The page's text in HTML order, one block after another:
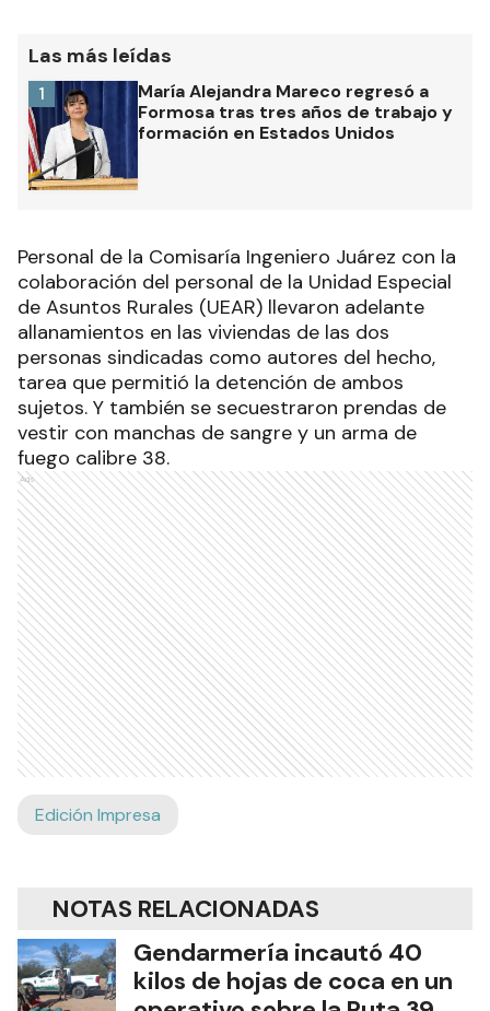
Las más leídas
María Alejandra Mareco regresó a
Formosa tras tres años de trabajo y
formación en Estados Unidos
1
Personal de la Comisaría Ingeniero Juárez con la
colaboración del personal de la Unidad Especial
de Asuntos Rurales (UEAR) llevaron adelante
allanamientos en las viviendas de las dos
personas sindicadas como autores del hecho,
tarea que permitió la detención de ambos
sujetos. Y también se secuestraron prendas de
vestir con manchas de sangre y un arma de
fuego calibre 38.
Ads
Edición Impresa
NOTAS RELACIONADAS
Gendarmería incautó 40
kilos de hojas de coca en un